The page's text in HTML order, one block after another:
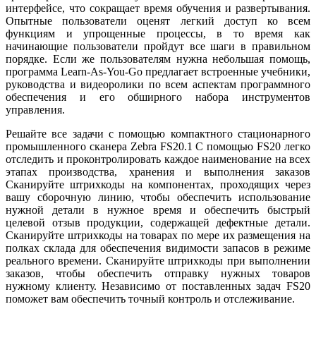
интерфейсе, что сокращает время обучения и развертывания.
Опытные пользователи оценят легкий доступ ко всем
функциям и упрощенные процессы, в то время как
начинающие пользователи пройдут все шаги в правильном
порядке. Если же пользователям нужна небольшая помощь,
программа Learn-As-You-Go предлагает встроенные учебники,
руководства и видеоролики по всем аспектам программного
обеспечения и его обширного набора инструментов
управления.
Решайте все задачи с помощью компактного стационарного
промышленного сканера Zebra FS20.1 С помощью FS20 легко
отследить и проконтролировать каждое наименование на всех
этапах производства, хранения и выполнения заказов
Сканируйте штрихкоды на компонентах, проходящих через
вашу сборочную линию, чтобы обеспечить использование
нужной детали в нужное время и обеспечить быстрый
целевой отзыв продукции, содержащей дефектные детали.
Сканируйте штрихкоды на товарах по мере их размещения на
полках склада для обеспечения видимости запасов в режиме
реального времени. Сканируйте штрихкоды при выполнении
заказов, чтобы обеспечить отправку нужных товаров
нужному клиенту. Независимо от поставленных задач FS20
поможет вам обеспечить точный контроль и отслеживание.